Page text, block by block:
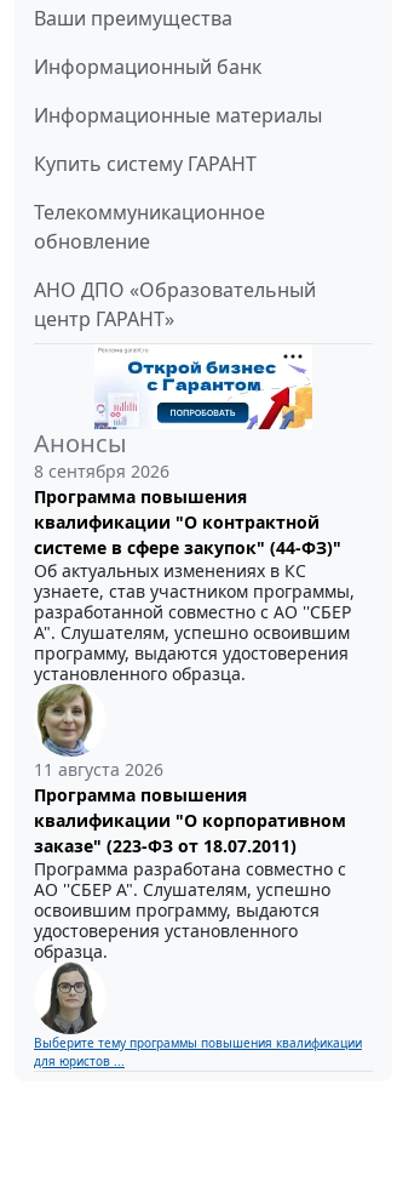
Ваши преимущества
Информационный банк
Информационные материалы
Купить систему ГАРАНТ
Телекоммуникационное
обновление
АНО ДПО «Образовательный
центр ГАРАНТ»
Анонсы
8 сентября 2026
Программа повышения
квалификации "О контрактной
системе в сфере закупок" (44-ФЗ)"
Об актуальных изменениях в КС
узнаете, став участником программы,
разработанной совместно с АО ''СБЕР
А". Слушателям, успешно освоившим
программу, выдаются удостоверения
установленного образца.
11 августа 2026
Программа повышения
квалификации "О корпоративном
заказе" (223-ФЗ от 18.07.2011)
Программа разработана совместно с
АО ''СБЕР А". Слушателям, успешно
освоившим программу, выдаются
удостоверения установленного
образца.
Выберите тему программы повышения квалификации
для юристов ...